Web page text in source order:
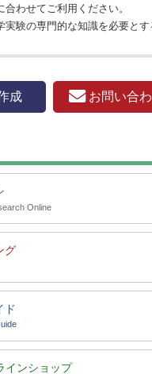
わせてご利用ください。
験の専門的な知識を必要とす
成 お問い合
Online
グ
ド
インショップ